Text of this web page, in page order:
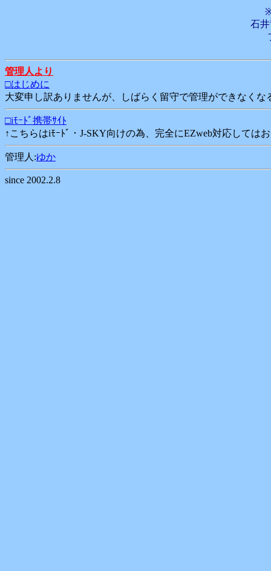
石
管理人より
□はじめに
大変申し訳ありませんが、しばらく留守で管理ができなく
□iﾓｰﾄﾞ携帯ｻｲﾄ
↑こちらはiﾓｰﾄﾞ・J-SKY向けの為、完全にEZweb対応して
管理人:ゆか
since 2002.2.8